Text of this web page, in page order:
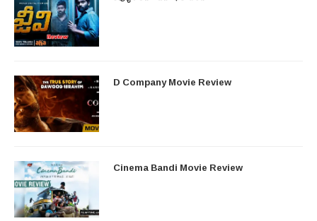
D Company Movie Review
Cinema Bandi Movie Review